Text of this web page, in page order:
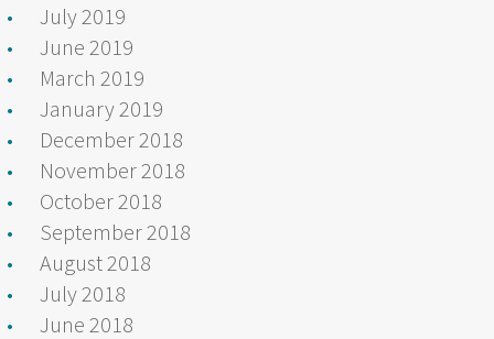
July 2019
June 2019
March 2019
January 2019
December 2018
November 2018
October 2018
September 2018
August 2018
July 2018
June 2018